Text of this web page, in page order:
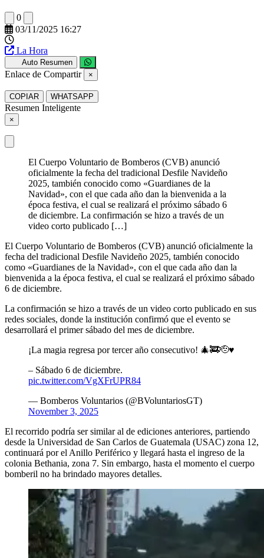
0
03/11/2025 16:27
La Hora
Auto Resumen
Enlace de Compartir ×
COPIAR WHATSAPP
Resumen Inteligente
×
El Cuerpo Voluntario de Bomberos (CVB) anunció
oficialmente la fecha del tradicional Desfile Navideño
2025, también conocido como «Guardianes de la
Navidad», con el que cada año dan la bienvenida a la
época festiva, el cual se realizará el próximo sábado 6
de diciembre. La confirmación se hizo a través de un
video corto publicado […]
El Cuerpo Voluntario de Bomberos (CVB) anunció oficialmente la
fecha del tradicional Desfile Navideño 2025, también conocido
como «Guardianes de la Navidad», con el que cada año dan la
bienvenida a la época festiva, el cual se realizará el próximo sábado
6 de diciembre.
La confirmación se hizo a través de un video corto publicado en sus
redes sociales, donde la institución confirmó que el evento se
desarrollará el primer sábado del mes de diciembre.
¡La magia regresa por tercer año consecutivo! 🎄🚒🫡♥️
– Sábado 6 de diciembre.
pic.twitter.com/VgXFrUPR84
— Bomberos Voluntarios (@BVoluntariosGT)
November 3, 2025
El recorrido podría ser similar al de ediciones anteriores, partiendo
desde la Universidad de San Carlos de Guatemala (USAC) zona 12,
continuará por el Anillo Periférico y llegará hasta el ingreso de la
colonia Bethania, zona 7. Sin embargo, hasta el momento el cuerpo
bomberil no ha brindado mayores detalles.